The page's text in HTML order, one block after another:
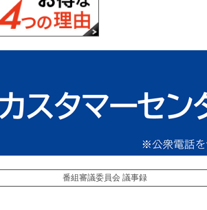
番組審議委員会 議事録